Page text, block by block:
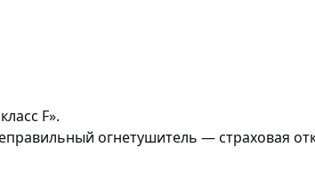
F».
огнетушитель — страховая